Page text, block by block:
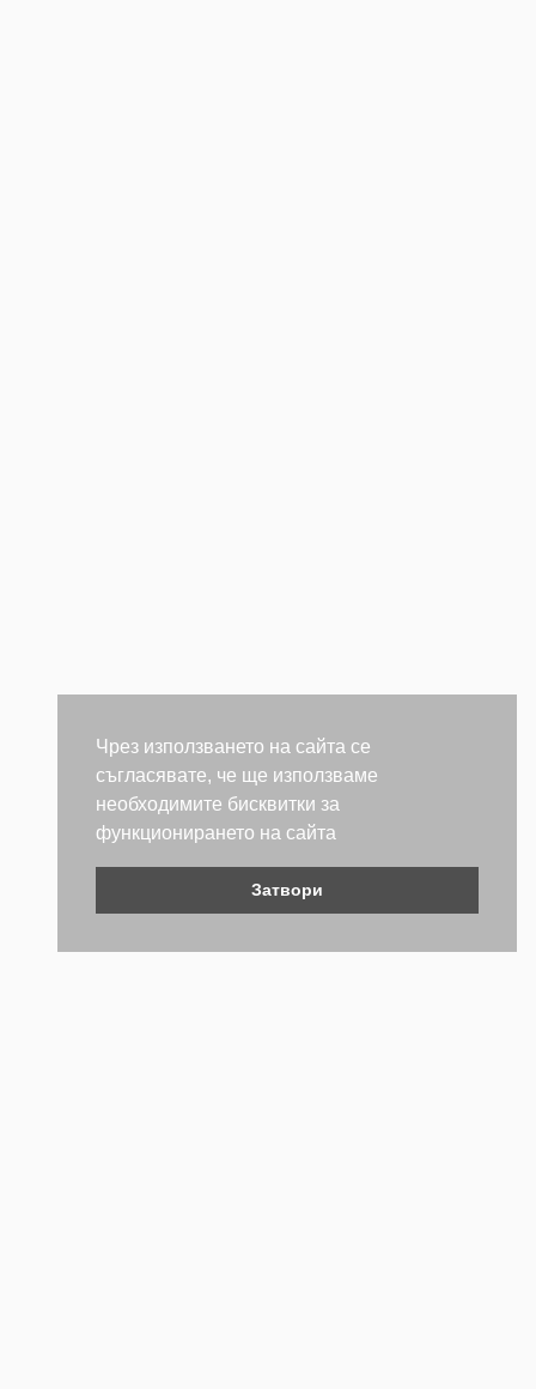
Чрез използването на сайта се
съгласявате, че ще използваме
необходимите бисквитки за
функционирането на сайта
Затвори